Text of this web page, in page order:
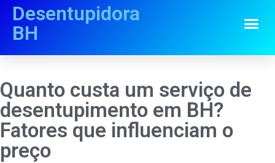
Desentupidora
BH
Quanto custa um serviço de
desentupimento em BH?
Fatores que influenciam o
preço